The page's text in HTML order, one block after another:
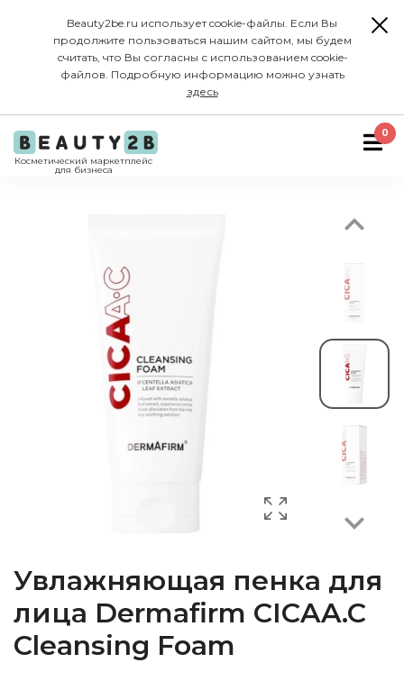
Beauty2be.ru использует cookie-файлы. Если Вы
продолжите пользоваться нашим сайтом, мы будем
считать, что Вы согласны с использованием cookie-
файлов. Подробную информацию можно узнать
здесь
Косметический маркетплейс
для бизнеса
0
Previous
Next
Увлажняющая пенка для
лица Dermafirm CICAA.C
Cleansing Foam